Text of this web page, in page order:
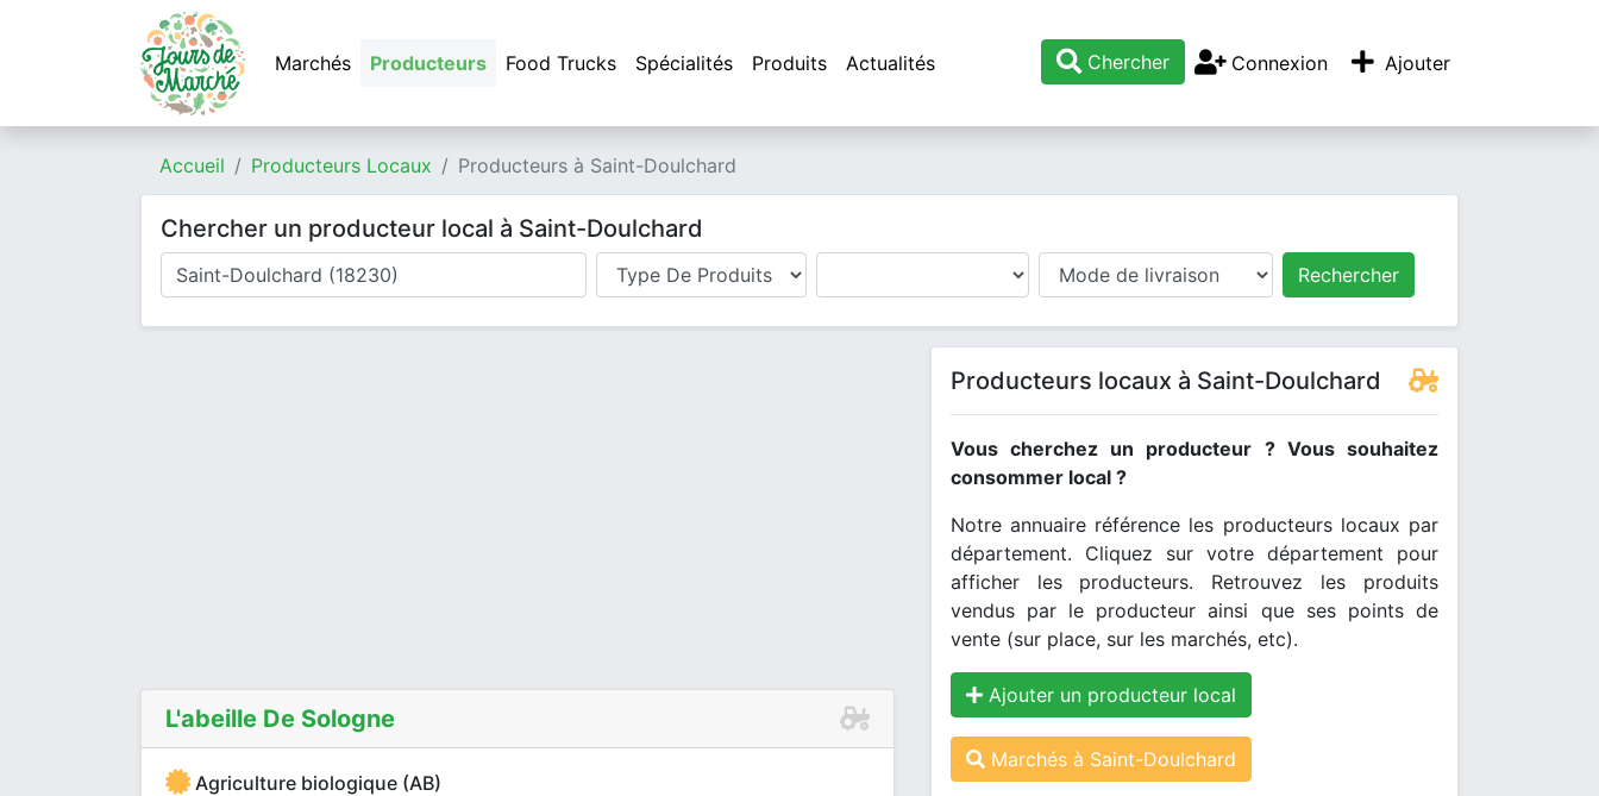
Marchés Producteurs Food Trucks Spécialités Produits Actualités Chercher Connexion Ajouter
Accueil Producteurs Locaux Producteurs à Saint-Doulchard
Chercher un producteur local à Saint-Doulchard
Où cherchez-vous un producteur ?
Type de produits
Produits
Mode de livraison Rechercher
L'abeille De Sologne
Agriculture biologique (AB)
Producteurs locaux à Saint-Doulchard
Vous cherchez un producteur ? Vous souhaitez
consommer local ?
Notre annuaire référence les producteurs locaux par
département. Cliquez sur votre département pour
afficher les producteurs. Retrouvez les produits
vendus par le producteur ainsi que ses points de
vente (sur place, sur les marchés, etc).
Ajouter un producteur local
Marchés à Saint-Doulchard